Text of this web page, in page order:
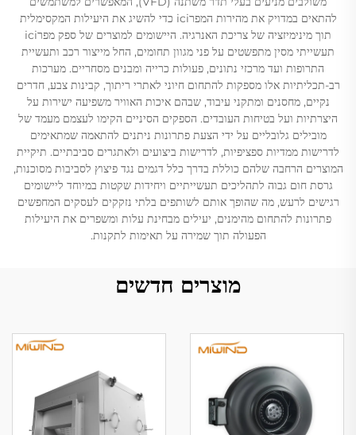
להתאים במדויק את מהירות המפרici כדי להשיג את היעילות המקסימלית
תוך מינימיזציה של צריכת האנרגיה. היישומים למוצרים של ספק מפרici
תעשייתי מסין מתפשטים על פני מגוון תחומים, החל מייצור רכב ותעשיית
התרופות ועד מרכזי נתונים, פעולות כרייה ומבנים מסחריים. מערכות
רב-תכליתיות אלו מספקות להתחום חיוני לאתרי ריתוך, קבינות צבע, חדרים
נקיים, מחסנים ומתקני עיבוד, שבהם איכות האוויר משפיעה ישירות על
היצרתיות ועל בטיחות העובדים. הספקים הסיניים הקימו לעצמם מעמד של
מובילים גלובליים על ידי הצעת פתרונות ניתנים להתאמה שמתאימים
לדרישות ממדיות ספציפיות, לדרישות ביצועים ולאתגרים סביבתיים. תיקיית
המוצרים הרחבה שלהם כוללת בדרך כלל דגמים נגד פיצוץ לסביבות מסוכנות,
גרסת חום גבוה לתהליכים תעשייתיים ויחידות שקטות במיוחד ליישומים
רגישים לרעש, מה שהופך אותם לשותפים בלתי נזקקים לעסקים המחפשים
פתרונות להתחום מהימנים, יעילים מבחינת עלות ומשפרים את היעילות
הפעולה תוך שמירה על תאימות לתקנות.
מוצרים חדשים